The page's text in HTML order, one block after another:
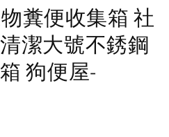
糞便收集箱 社
潔大號不銹鋼
狗便屋-